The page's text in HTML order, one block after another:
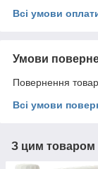
Всі умови
Умови
Повернення
Всі умови
З цим товаром